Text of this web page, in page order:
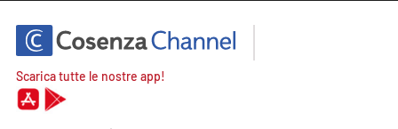
Scarica tutte le nostre app!